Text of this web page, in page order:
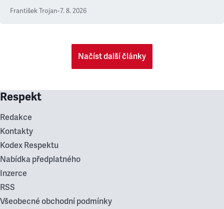
František Trojan•7. 8. 2026
Načíst další články
Respekt
Redakce
Kontakty
Kodex Respektu
Nabídka předplatného
Inzerce
RSS
Všeobecné obchodní podmínky